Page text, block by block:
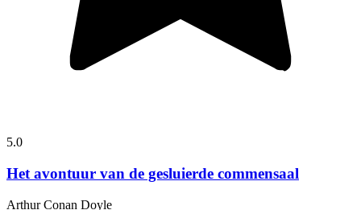
5.0
Het avontuur van de gesluierde commensaal
Arthur Conan Doyle